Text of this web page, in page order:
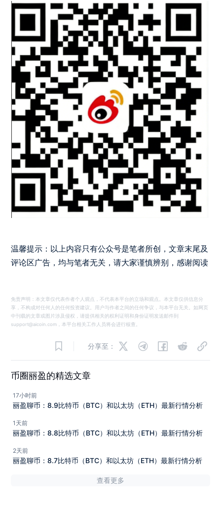
温馨提示：以上内容只有公众号是笔者所创，文章末尾及
评论区广告，均与笔者无关，请大家谨慎辨别，感谢阅读
免责声明：本文章仅代表作者个人观点，不代表本平台的立场和观点。本文章仅供信息分
享，不构成对任何人的任何投资建议。用户与作者之间的任何争议，与本平台无关。如网页
中刊载的文章或图片涉及侵权，请提供相关的权利证明和身份证明发送邮件到
support@aicoin.com，本平台相关工作人员将会进行核查。
分享至：
币圈丽盈的精选文章
17小时前
丽盈聊币：8.9比特币（BTC）和以太坊（ETH）最新行情分析
1天前
丽盈聊币：8.8比特币（BTC）和以太坊（ETH）最新行情分析
2天前
丽盈聊币：8.7比特币（BTC）和以太坊（ETH）最新行情分析
查看更多